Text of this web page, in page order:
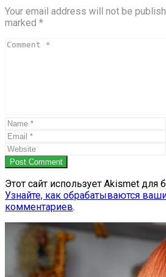
Your email address will not be
marked *
Post Comment
Этот сайт использует Akismet
Узнайте, как обрабатываются
комментариев.